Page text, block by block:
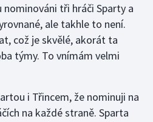
tři hráči Sparty a
ale takhle to není.
což je skvělé, akorát ta
týmy. To vnímám velmi
i Třincem, že nominuji na
na každé straně. Sparta